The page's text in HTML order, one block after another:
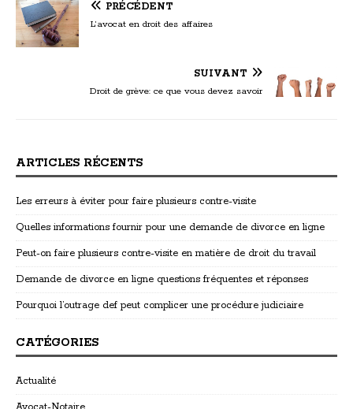
PRÉCÉDENT
L’avocat en droit des affaires
SUIVANT
Droit de grève: ce que vous devez savoir
ARTICLES RÉCENTS
Les erreurs à éviter pour faire plusieurs contre-visite
Quelles informations fournir pour une demande de divorce en ligne
Peut-on faire plusieurs contre-visite en matière de droit du travail
Demande de divorce en ligne questions fréquentes et réponses
Pourquoi l’outrage def peut complicer une procédure judiciaire
CATÉGORIES
Actualité